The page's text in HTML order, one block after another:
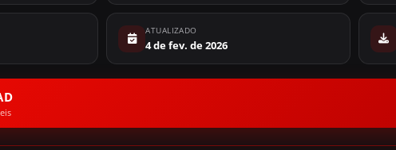
ATUALIZADO
4 de fev. de 2026